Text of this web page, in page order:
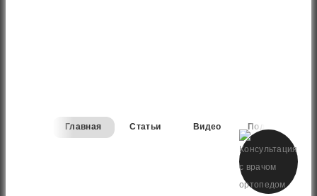
Главная Статьи Видео Подборки